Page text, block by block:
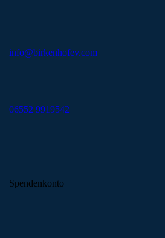
info@birkenhofev.com
06552 9919542
Spendenkonto